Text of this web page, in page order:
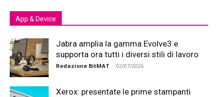
App & Device
Jabra amplia la gamma Evolve3 e
supporta ora tutti i diversi stili di lavoro
Redazione BitMAT - 02/07/2026
Xerox: presentate le prime stampanti